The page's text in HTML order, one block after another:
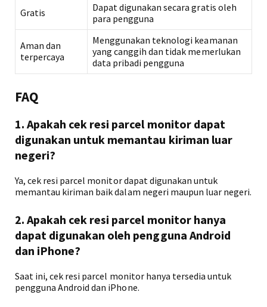
Gratis
Dapat digunakan secara gratis oleh
para pengguna
Aman dan
terpercaya
Menggunakan teknologi keamanan
yang canggih dan tidak memerlukan
data pribadi pengguna
FAQ
1. Apakah cek resi parcel monitor dapat
digunakan untuk memantau kiriman luar
negeri?
Ya, cek resi parcel monitor dapat digunakan untuk
memantau kiriman baik dalam negeri maupun luar negeri.
2. Apakah cek resi parcel monitor hanya
dapat digunakan oleh pengguna Android
dan iPhone?
Saat ini, cek resi parcel monitor hanya tersedia untuk
pengguna Android dan iPhone.